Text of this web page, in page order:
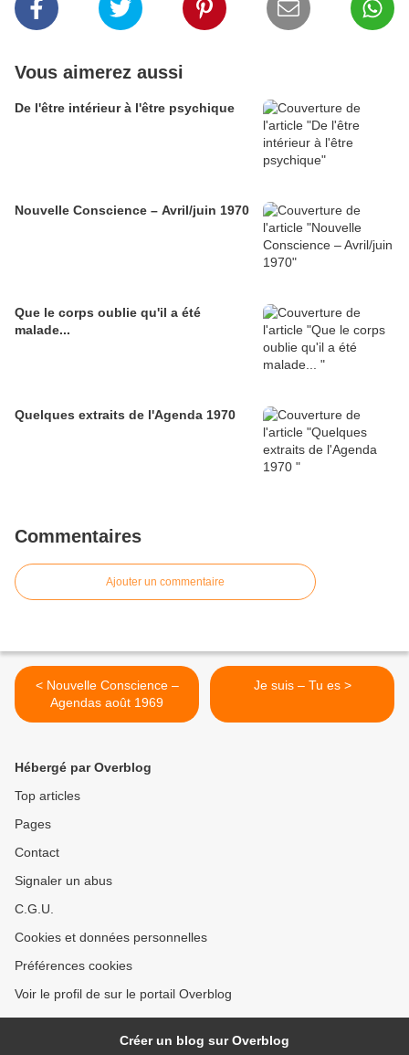
Vous aimerez aussi
De l'être intérieur à l'être psychique
Nouvelle Conscience – Avril/juin 1970
Que le corps oublie qu'il a été
malade...
Quelques extraits de l'Agenda 1970
Commentaires
Ajouter un commentaire
< Nouvelle Conscience –
Agendas août 1969
Je suis – Tu es >
Hébergé par Overblog
Top articles
Pages
Contact
Signaler un abus
C.G.U.
Cookies et données personnelles
Préférences cookies
Voir le profil de sur le portail Overblog
Créer un blog sur Overblog